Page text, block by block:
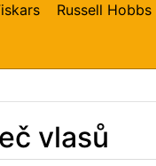
Russell Hobbs
vlasů